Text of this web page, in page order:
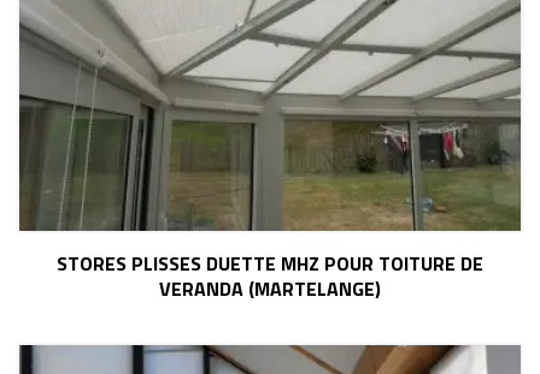
STORES PLISSES DUETTE MHZ POUR TOITURE DE
VERANDA (MARTELANGE)